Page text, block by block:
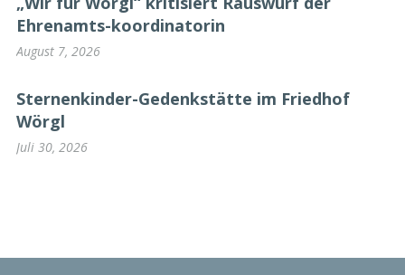
Ehrenamts-koordinatorin
August 7, 2026
Sternenkinder-Gedenkstätte im Friedhof
Wörgl
Juli 30, 2026